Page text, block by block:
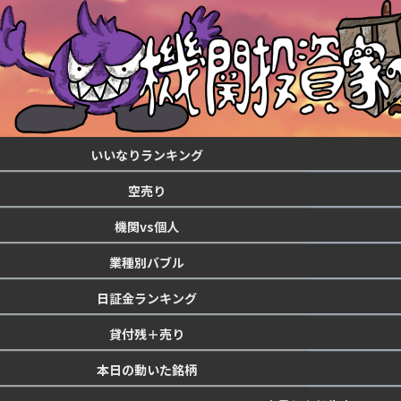
いいなりランキング
空売り
機関vs個人
業種別バブル
日証金ランキング
貸付残＋売り
本日の動いた銘柄